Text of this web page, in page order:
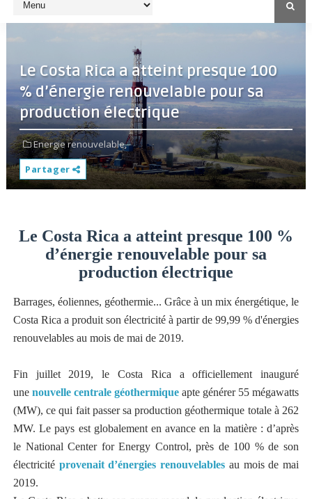
Le Costa Rica a atteint presque 100
% d’énergie renouvelable pour sa
production électrique
Energie renouvelable,
Partager
Le Costa Rica a atteint presque 100 %
d’énergie renouvelable pour sa
production électrique
Barrages, éoliennes, géothermie... Grâce à un mix énergétique, le
Costa Rica a produit son électricité à partir de 99,99 % d'énergies
renouvelables au mois de mai de 2019.
Fin juillet 2019, le Costa Rica a officiellement inauguré
une nouvelle centrale géothermique apte générer 55 mégawatts
(MW), ce qui fait passer sa production géothermique totale à 262
MW. Le pays est globalement en avance en la matière : d’après
le National Center for Energy Control, près de 100 % de son
électricité provenait d’énergies renouvelables au mois de mai
2019.